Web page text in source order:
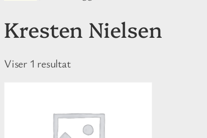
Kresten Nielsen
Viser 1 resultat